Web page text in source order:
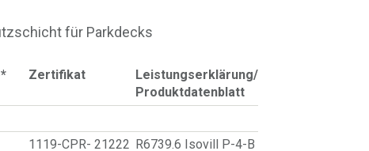
für Parkdecks
Zertifikat
Leistungserklärung/
Produktdatenblatt
1119-CPR- 21222 R6739.6 Isovill P-4-B